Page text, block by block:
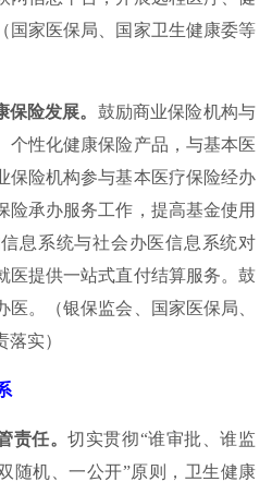
国家医保局、国家卫生健康委等
保险发展。 鼓励商业保险机构与
个性化健康保险产品，与基本医
保险机构参与基本医疗保险经办
险承办服务工作，提高基金使用
息系统与社会办医信息系统对
医提供一站式直付结算服务。鼓
。（银保监会、国家医保局、
实）
责任。切实贯彻“谁审批、谁监
随机、一公开”原则，卫生健康